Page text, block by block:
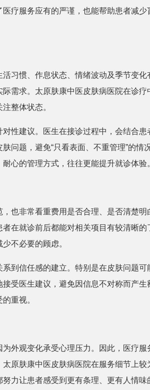
疗服务应有的严谨，也能帮助患者减少
习惯、作息状态、情绪波动及季节变化
需求。太原肤康中医皮肤病医院在诊疗
整体状态。
性建议。医生在接诊过程中，会结合患
问题，避免“只看表面、不重管理”的情
心的管理方式，往往更能提升就诊体验。
也非常看重费用是否合理、是否清楚明
在就诊前后都能对相关项目有较清晰的
不必要的顾虑。
到信任感的建立。特别是在皮肤问题可
受医生建议，避免因信息不对称而产生
重视。
外观变化承受心理压力。因此，医疗服
原肤康中医皮肤病医院在服务细节上较
力让患者感受到更有条理、更有人情味